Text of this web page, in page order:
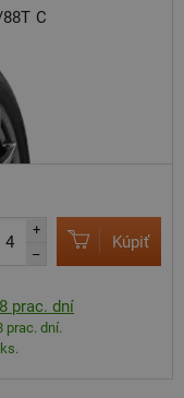
C
+
–
Kúpiť
prac. dní
prac. dní.